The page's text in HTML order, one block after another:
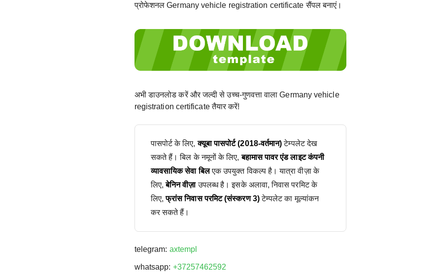
प्रोफेशनल Germany vehicle registration certificate सैंपल बनाएं।
अभी डाउनलोड करें और जल्दी से उच्च-गुणवत्ता वाला Germany vehicle
registration certificate तैयार करें!
पासपोर्ट के लिए,क्यूबा पासपोर्ट (2018-वर्तमान)टेम्पलेट देख
सकते हैं। बिल के नमूनों के लिए,बहामास पावर एंड लाइट कंपनी
व्यावसायिक सेवा बिलएक उपयुक्त विकल्प है। यात्रा वीज़ा के
लिए,बेनिन वीज़ाउपलब्ध है। इसके अलावा, निवास परमिट के
लिए,फ्रांस निवास परमिट (संस्करण 3)टेम्पलेट का मूल्यांकन
कर सकते हैं।
telegram: axtempl
whatsapp: +37257462592